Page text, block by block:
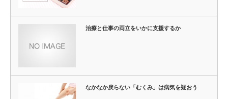
治療と仕事の両立をいかに支援するか
なかなか戻らない「むくみ」は病気を疑おう